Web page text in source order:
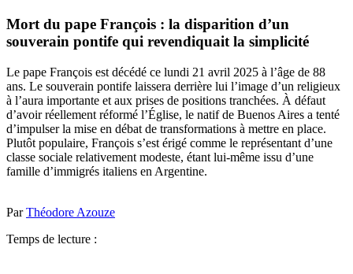
Mort du pape François : la disparition d’un
souverain pontife qui revendiquait la simplicité
Le pape François est décédé ce lundi 21 avril 2025 à l’âge de 88
ans. Le souverain pontife laissera derrière lui l’image d’un religieux
à l’aura importante et aux prises de positions tranchées. À défaut
d’avoir réellement réformé l’Église, le natif de Buenos Aires a tenté
d’impulser la mise en débat de transformations à mettre en place.
Plutôt populaire, François s’est érigé comme le représentant d’une
classe sociale relativement modeste, étant lui-même issu d’une
famille d’immigrés italiens en Argentine.
ParThéodore Azouze
Temps de lecture :